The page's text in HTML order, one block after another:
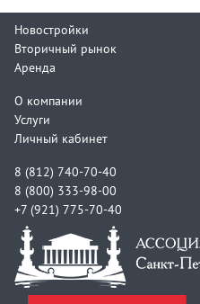
Новостройки
Вторичный рынок
Аренда
О компании
Услуги
Личный кабинет
8 (812) 740-70-40
8 (800) 333-98-00
+7 (921) 775-70-40